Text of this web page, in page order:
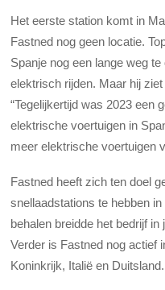
Het eerste station komt in
Fastned nog geen locatie.
Spanje nog een lange weg
elektrisch rijden. Maar hij
“Tegelijkertijd was 2023 een
elektrische voertuigen in
meer elektrische voertuigen
Fastned heeft zich ten doel
snellaadstations te hebben
behalen breidde het bedrijf
Verder is Fastned nog actief
Koninkrijk, Italië en Duitsland.